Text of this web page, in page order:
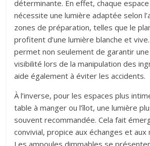
déterminante. En effet, chaque espace
nécessite une lumière adaptée selon
zones de préparation, telles que le
profitent d’une lumière blanche et
permet non seulement de garantir
visibilité lors de la manipulation des
aide également à éviter les accidents.
À l’inverse, pour les espaces plus
table à manger ou l’îlot, une lumière
souvent recommandée. Cela fait
convivial, propice aux échanges et